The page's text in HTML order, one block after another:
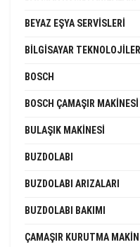
BEYAZ EŞYA SERVISLERI
BILGISAYAR TEKNOLOJILERI
BOSCH
BOSCH ÇAMAŞIR MAKINESI
BULAŞIK MAKINESI
BUZDOLABI
BUZDOLABI ARIZALARI
BUZDOLABI BAKIMI
ÇAMAŞIR KURUTMA